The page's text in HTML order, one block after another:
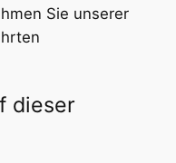
Sie unserer
dieser